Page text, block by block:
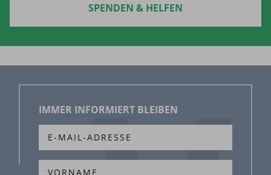
SPENDEN & HELFEN
IMMER INFORMIERT BLEIBEN